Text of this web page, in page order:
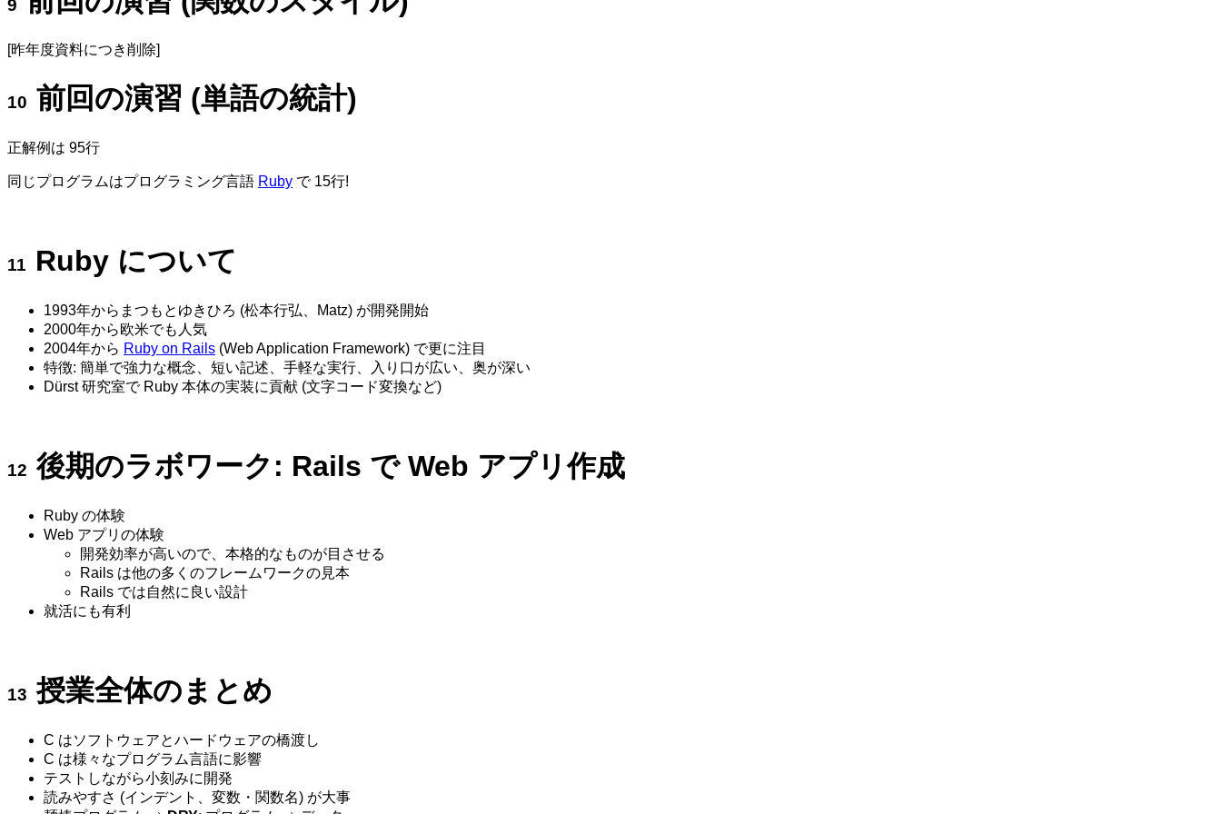
[昨年度資料につき削除]
前回の演習 (単語の統計)
正解例は 95行
同じプログラムはプログラミング言語 Ruby で 15行!
Ruby について
1993年からまつもとゆきひろ (松本行弘、Matz) が開発開始
2000年から欧米でも人気
2004年から Ruby on Rails (Web Application Framework) で更に注目
特徴: 簡単で強力な概念、短い記述、手軽な実行、入り口が広い、奥が深い
Dürst 研究室で Ruby 本体の実装に貢献 (文字コード変換など)
後期のラボワーク: Rails で Web アプリ作成
Ruby の体験
Web アプリの体験
開発効率が高いので、本格的なものが目させる
Rails は他の多くのフレームワークの見本
Rails では自然に良い設計
就活にも有利
授業全体のまとめ
C はソフトウェアとハードウェアの橋渡し
C は様々なプログラム言語に影響
テストしながら小刻みに開発
読みやすさ (インデント、変数・関数名) が大事